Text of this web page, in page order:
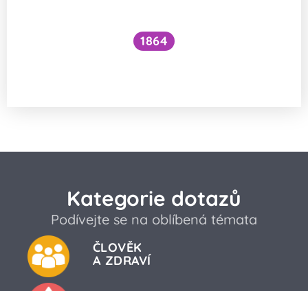
1864
Kategorie dotazů
Podívejte se na oblíbená témata
ČLOVĚK
A ZDRAVÍ